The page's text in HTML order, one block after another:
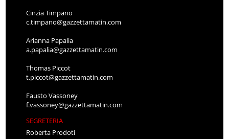
Cinzia Timpano
c.timpano@gazzettamatin.com
Arianna Papalia
a.papalia@gazzettamatin.com
Thomas Piccot
t.piccot@gazzettamatin.com
Fausto Vassoney
f.vassoney@gazzettamatin.com
SEGRETERIA
Roberta Prodoti